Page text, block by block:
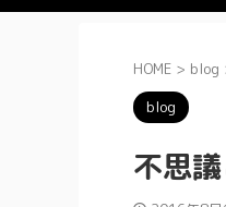
HOME > blog
blog
不思